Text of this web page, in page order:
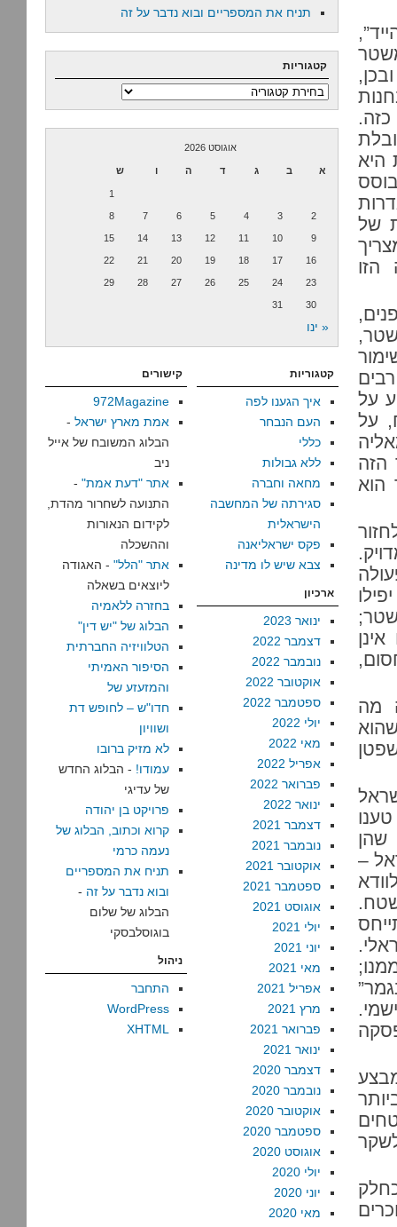
היא
של
הזו
על
על
הזה
הוא
מה
שהן
–
שמתייחס
ביותר
תניח את המספריים ובוא נדבר על זה
קטגוריות
קטגוריות
אוגוסט 2026
א ב ג ד ה ו ש
1
2
3
4
5
6
7
8
9
10
11
12
13
14
15
16
17
18
19
20
21
22
23
24
25
26
27
28
29
30
31
« ינו
קטגוריות
איך הגענו לפה
העם הנבחר
כללי
ללא גבולות
מחאה וחברה
סגירתה של המחשבה
הישראלית
פקס ישראליאנה
צבא שיש לו מדינה
ארכיון
ינואר 2023
דצמבר 2022
נובמבר 2022
אוקטובר 2022
ספטמבר 2022
יולי 2022
מאי 2022
אפריל 2022
פברואר 2022
ינואר 2022
דצמבר 2021
נובמבר 2021
אוקטובר 2021
ספטמבר 2021
אוגוסט 2021
יולי 2021
יוני 2021
מאי 2021
אפריל 2021
מרץ 2021
פברואר 2021
ינואר 2021
דצמבר 2020
נובמבר 2020
אוקטובר 2020
ספטמבר 2020
אוגוסט 2020
יולי 2020
יוני 2020
מאי 2020
קישורים
972Magazine
אמת מארץ ישראל -
הבלוג המשובח של אייל
ניב
אתר "דעת אמת" -
התנועה לשחרור מהדת,
לקידום הנאורות
וההשכלה
אתר "הלל" - האגודה
ליוצאים בשאלה
בחזרה ללאמיה
הבלוג של "יש דין"
הטלוויזיה החברתית
הסיפור האמיתי
והמזעזע של
חדו"ש – לחופש דת
ושוויון
לא מזיק ברובו
עמודו! - הבלוג החדש
של עדיגי
פרויקט בן יהודה
קרוא וכתוב, הבלוג של
נעמה כרמי
תניח את המספריים
ובוא נדבר על זה -
הבלוג של שלום
בוגוסלבסקי
ניהול
התחבר
WordPress
XHTML